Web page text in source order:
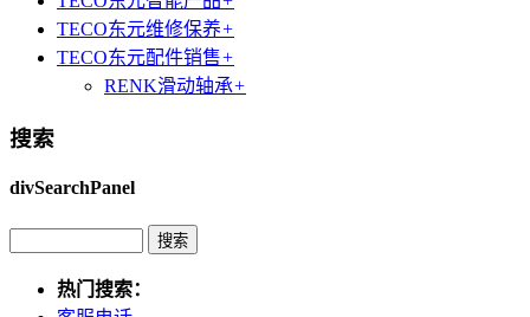
TECO东元维修保养+
TECO东元配件销售+
RENK滑动轴承+
搜索
divSearchPanel
热门搜索：